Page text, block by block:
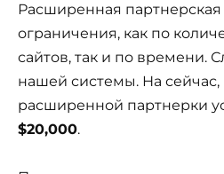
Расширенная
ограничения, как по
сайтов, так и по времени.
нашей системы. На
расширенной партнерки
$20,000.